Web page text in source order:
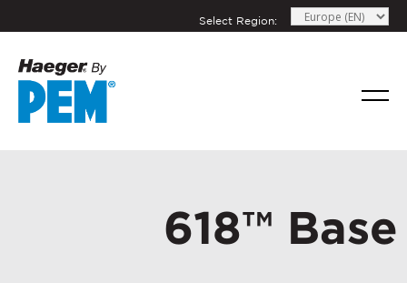
Select Region:
618™ Base